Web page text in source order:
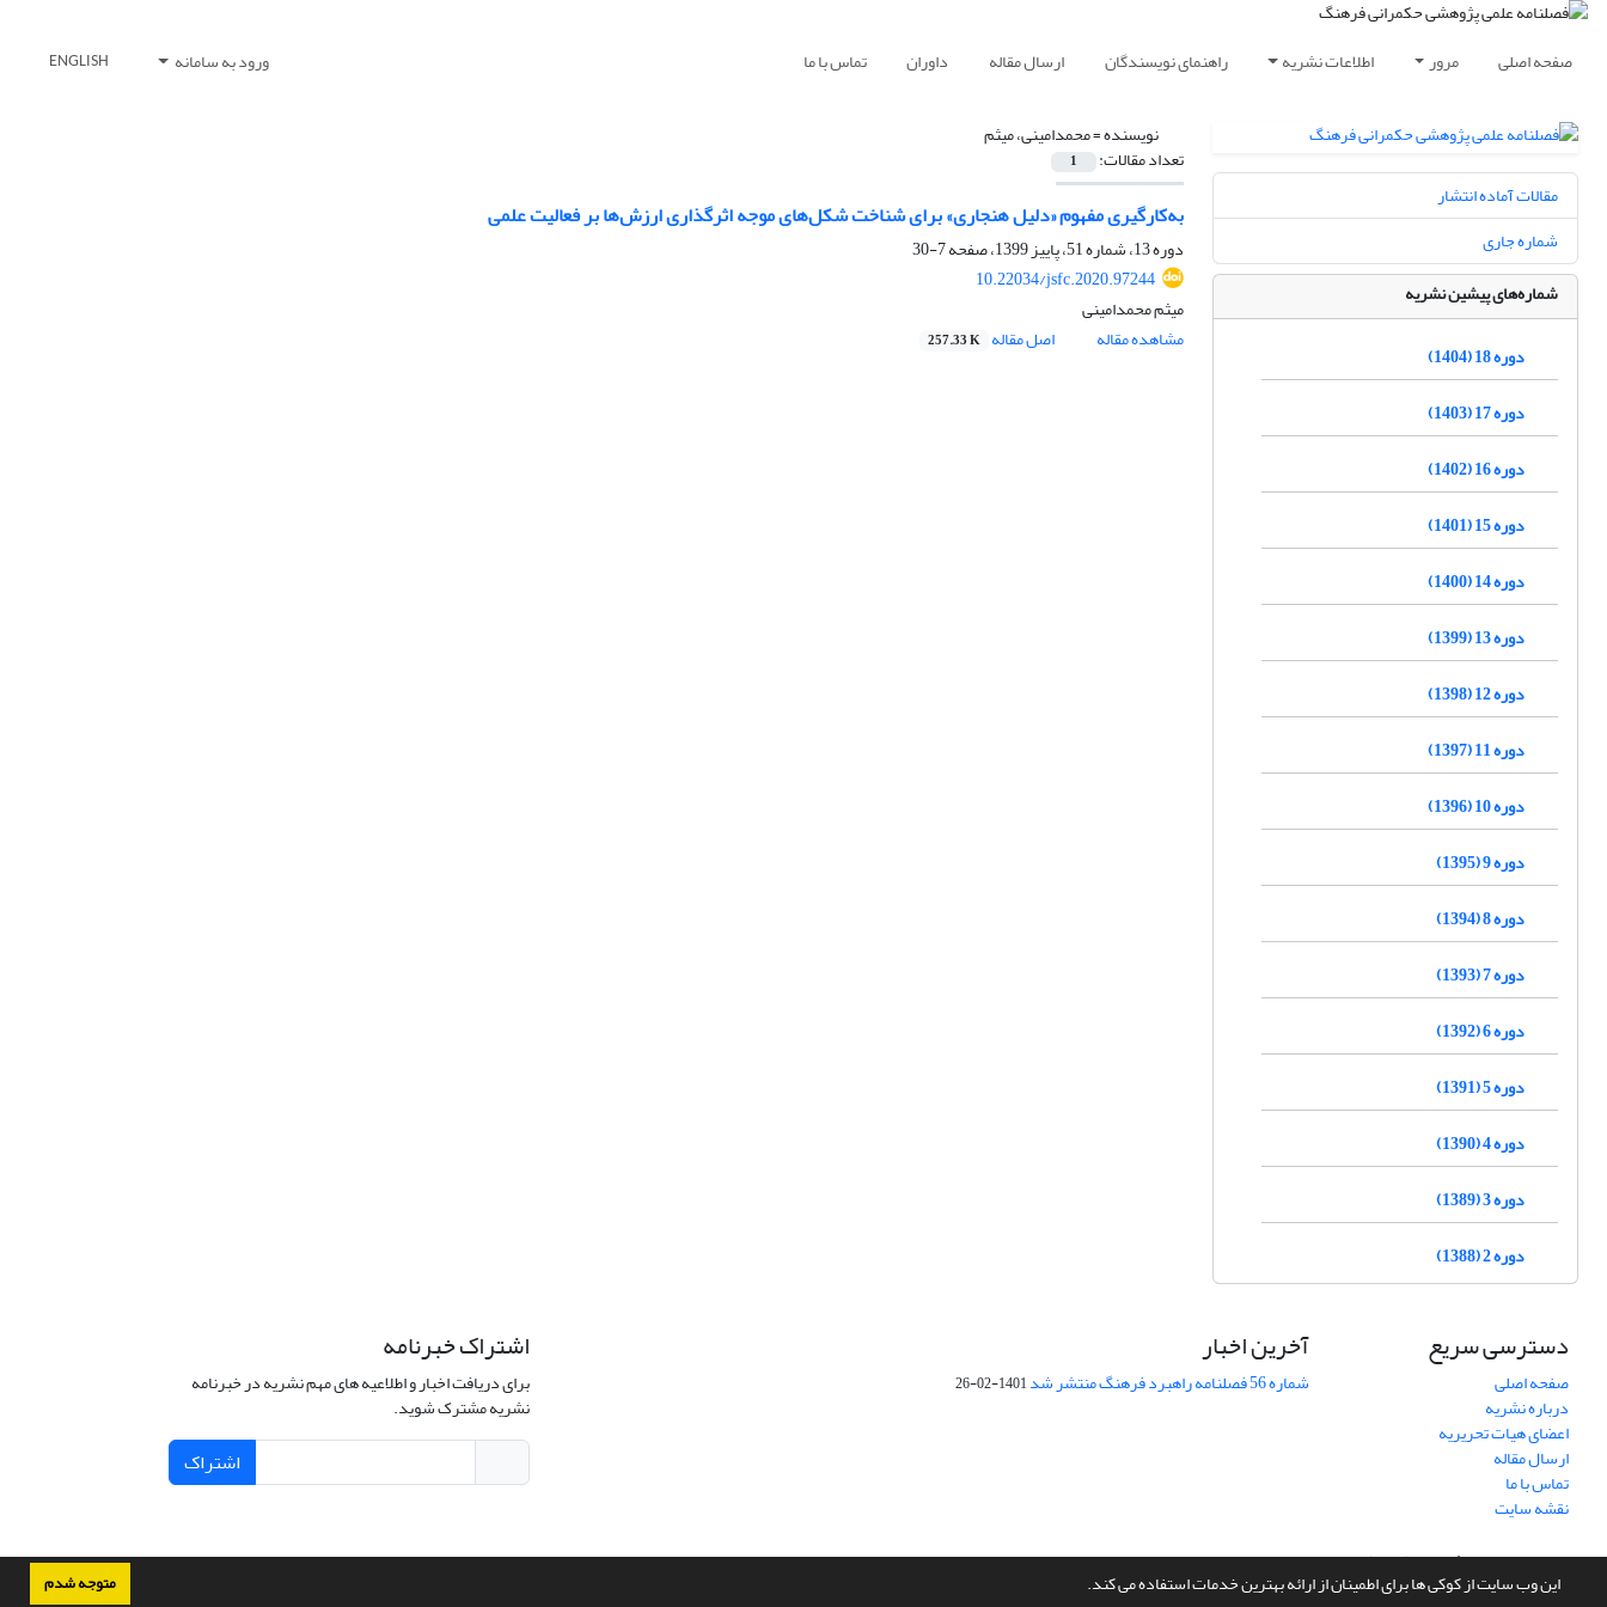
این وب سایت از کوکی ها برای اطمینان از ارائه بهترین خدمات استفاده می کند. متوجه شدم
صفحه اصلی مرور اطلاعات نشریه راهنمای نویسندگان ارسال مقاله داوران تماس با ما ورود به سامانه ENGLISH
نویسنده =محمدامینی، میثم
تعداد مقالات: 1
به‌کارگیری مفهوم «دلیل هنجاری» برای شناخت شکل‌های موجه اثرگذاری ارزش‌ها بر فعالیت علمی
دوره 13، شماره 51، پاییز 1399، صفحه
7-30
10.22034/jsfc.2020.97244
میثم محمدامینی
مشاهده مقاله
اصل مقاله 257.33 K
مقالات آماده انتشار
شماره جاری
شماره‌های پیشین نشریه
دوره 18 (1404)
دوره 17 (1403)
دوره 16 (1402)
دوره 15 (1401)
دوره 14 (1400)
دوره 13 (1399)
دوره 12 (1398)
دوره 11 (1397)
دوره 10 (1396)
دوره 9 (1395)
دوره 8 (1394)
دوره 7 (1393)
دوره 6 (1392)
دوره 5 (1391)
دوره 4 (1390)
دوره 3 (1389)
دوره 2 (1388)
دسترسی سریع
صفحه اصلی
درباره نشریه
اعضای هیات تحریریه
ارسال مقاله
تماس با ما
نقشه سایت
آخرین اخبار
شماره 56 فصلنامه راهبرد فرهنگ منتشر شد 1401-02-26
اشتراک خبرنامه
برای دریافت اخبار و اطلاعیه های مهم نشریه در خبرنامه
نشریه مشترک شوید.
اشتراک
سامانه مدیریت نشریات علمی.طراحی و پیاده سازی ازسیناوب